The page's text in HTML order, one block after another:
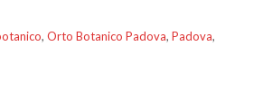
, Orto Botanico Padova, Padova,